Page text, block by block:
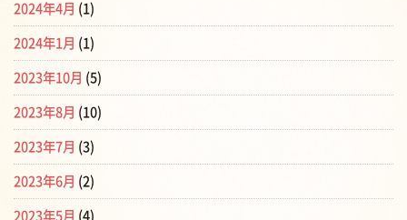
2024年4月 (1)
2024年1月 (1)
2023年10月 (5)
2023年8月 (10)
2023年7月 (3)
2023年6月 (2)
2023年5月 (4)